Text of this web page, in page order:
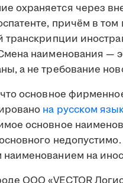
охраняется через
причём в
транскрипции
наименования —
а не требование
основное
на русском
основное
на